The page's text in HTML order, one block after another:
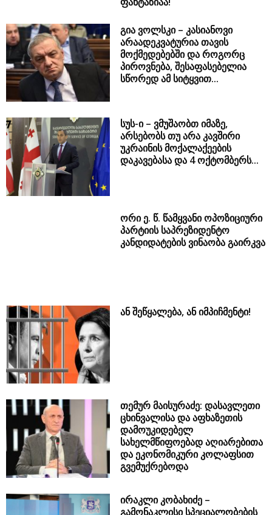
გია ვოლსკი – კასიანოვი
არაადეკვატურია თავის
მოქმედებებში და როგორც
პიროვნება, შესაფასებელია
სწორედ ამ სიტყვით...
სუს-ი – ვმუშაობთ იმაზე,
არსებობს თუ არა კავშირი
უკრაინის მოქალაქეების
დაკავებასა და 4 ოქტომბერს...
ორი ე. წ. წამყვანი ოპოზიციური
პარტიის საპრეზიდენტო
კანდიდატების ვინაობა გაირკვა
სახელმწიფოებად აღიარებითა
და ეკონომიკური კოლაფსით
გვემუქრებოდა
ირაკლი კობახიძე –
გამონაკლისი სპეციალობების
სისტემაზე, სამი წელი
ბაკალავრიატი და...